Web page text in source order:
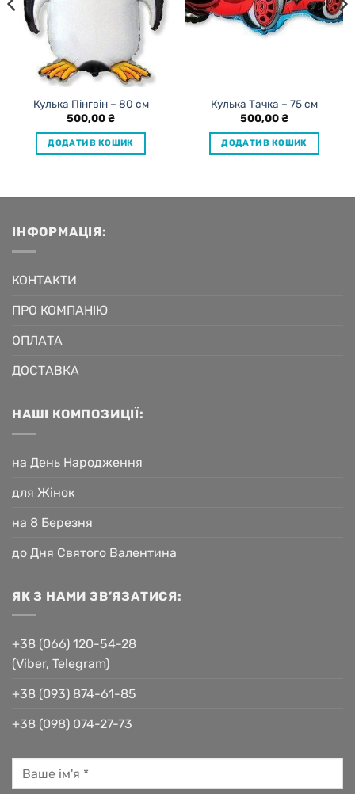
Кулька Пінгвін – 80 см
500,00₴
ДОДАТИ В КОШИК
Кулька Тачка – 75 см
500,00₴
ДОДАТИ В КОШИК
ІНФОРМАЦІЯ:
КОНТАКТИ
ПРО КОМПАНІЮ
ОПЛАТА
ДОСТАВКА
НАШІ КОМПОЗИЦІЇ:
на День Народження
для Жінок
на 8 Березня
до Дня Святого Валентина
ЯК З НАМИ ЗВ’ЯЗАТИСЯ:
+38 (066) 120-54-28
(Viber, Telegram)
+38 (093) 874-61-85
+38 (098) 074-27-73